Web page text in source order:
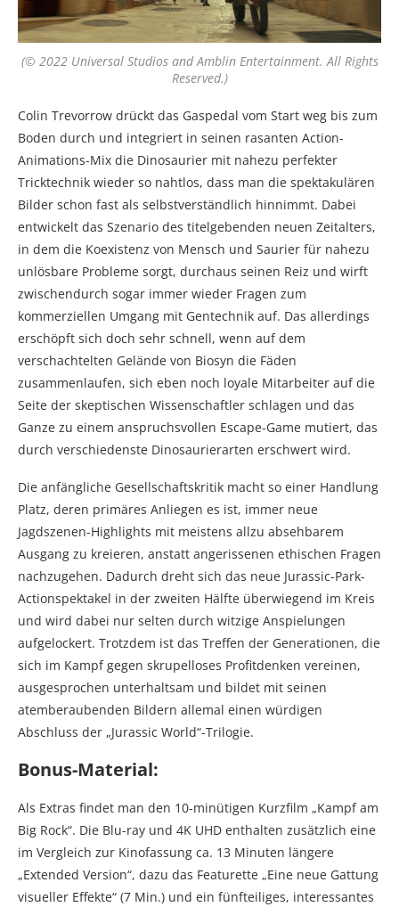
(© 2022 Universal Studios and Amblin Entertainment. All Rights
Reserved.)
Colin Trevorrow drückt das Gaspedal vom Start weg bis zum
Boden durch und integriert in seinen rasanten Action-
Animations-Mix die Dinosaurier mit nahezu perfekter
Tricktechnik wieder so nahtlos, dass man die spektakulären
Bilder schon fast als selbstverständlich hinnimmt. Dabei
entwickelt das Szenario des titelgebenden neuen Zeitalters,
in dem die Koexistenz von Mensch und Saurier für nahezu
unlösbare Probleme sorgt, durchaus seinen Reiz und wirft
zwischendurch sogar immer wieder Fragen zum
kommerziellen Umgang mit Gentechnik auf. Das allerdings
erschöpft sich doch sehr schnell, wenn auf dem
verschachtelten Gelände von Biosyn die Fäden
zusammenlaufen, sich eben noch loyale Mitarbeiter auf die
Seite der skeptischen Wissenschaftler schlagen und das
Ganze zu einem anspruchsvollen Escape-Game mutiert, das
durch verschiedenste Dinosaurierarten erschwert wird.
Die anfängliche Gesellschaftskritik macht so einer Handlung
Platz, deren primäres Anliegen es ist, immer neue
Jagdszenen-Highlights mit meistens allzu absehbarem
Ausgang zu kreieren, anstatt angerissenen ethischen Fragen
nachzugehen. Dadurch dreht sich das neue Jurassic-Park-
Actionspektakel in der zweiten Hälfte überwiegend im Kreis
und wird dabei nur selten durch witzige Anspielungen
aufgelockert. Trotzdem ist das Treffen der Generationen, die
sich im Kampf gegen skrupelloses Profitdenken vereinen,
ausgesprochen unterhaltsam und bildet mit seinen
atemberaubenden Bildern allemal einen würdigen
Abschluss der „Jurassic World“-Trilogie.
Bonus-Material:
Als Extras findet man den 10-minütigen Kurzfilm „Kampf am
Big Rock“. Die Blu-ray und 4K UHD enthalten zusätzlich eine
im Vergleich zur Kinofassung ca. 13 Minuten längere
„Extended Version“, dazu das Featurette „Eine neue Gattung
visueller Effekte“ (7 Min.) und ein fünfteiliges, interessantes